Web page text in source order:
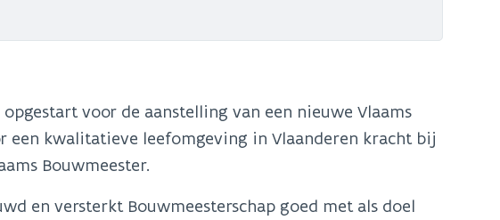
voor de aanstelling van een nieuwe Vlaams
een kwalitatieve leefomgeving in Vlaanderen kracht bij
Bouwmeester.
en versterkt Bouwmeesterschap goed met als doel